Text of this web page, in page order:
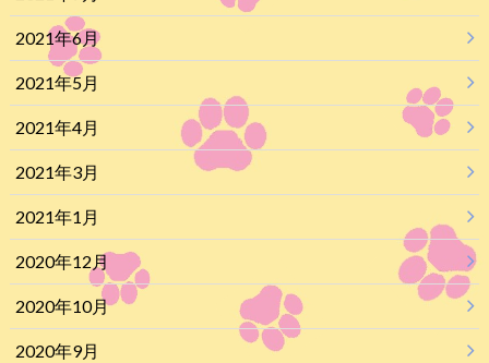
2021年6月
2021年5月
2021年4月
2021年3月
2021年1月
2020年12月
2020年10月
2020年9月